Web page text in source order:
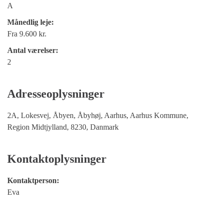
A
Månedlig leje:
Fra 9.600 kr.
Antal værelser:
2
Adresseoplysninger
2A, Lokesvej, Åbyen, Åbyhøj, Aarhus, Aarhus Kommune,
Region Midtjylland, 8230, Danmark
Kontaktoplysninger
Kontaktperson:
Eva